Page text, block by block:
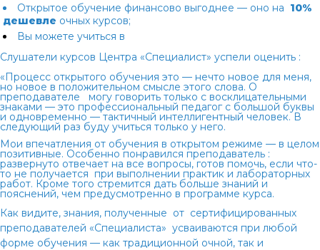
Открытое обучение финансово выгоднее — оно на 10%
дешевле очных курсов;
Вы можете учиться в
Слушатели курсов Центра «Специалист» успели оценить :
«Процесс открытого обучения это — нечто новое для меня,
но новое в положительном смысле этого слова. О
преподавателе могу говорить только с восклицательными
знаками — это профессиональный педагог с большой буквы
и одновременно — тактичный интеллигентный человек. В
следующий раз буду учиться только у него.
Мои впечатления от обучения в открытом режиме — в целом
позитивные. Особенно понравился преподаватель :
развернуто отвечает на все вопросы, готов помочь, если что-
то не получается при выполнении практик и лабораторных
работ. Кроме того стремится дать больше знаний и
пояснений, чем предусмотренно в программе курса.
Как видите, знания, полученные от сертифицированных
преподавателей «Специалиста» усваиваются при любой
форме обучения — как традиционной очной, так и